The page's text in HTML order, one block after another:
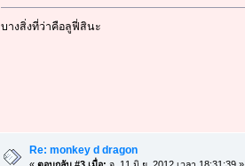
บางสิ่งที่ว่าคือลูฟี่สินะ
Re: monkey d dragon